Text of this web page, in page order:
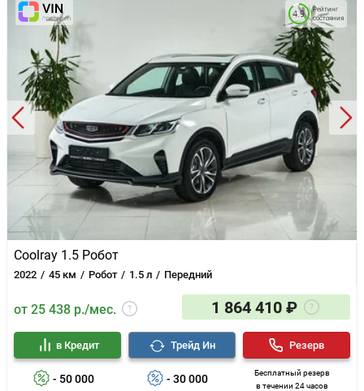
Coolray 1.5 Робот
2022 45 км Робот 1.5 л Передний
Рейтинг
состояния
4.9
от 25 438 р./мес. 1 864 410 ₽
- 50 000
в Кредит
- 30 000
Трейд Ин
Бесплатный резерв
в течении 24 часов
Резерв